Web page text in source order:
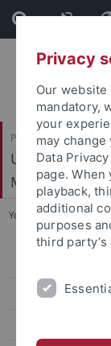
Skip
to
content
Skip
to
footer
Philosophische
Ur- und
Mittelalters
You are here:
Privacy
Our website
mandatory,
your
may
Data
page.
playback,
additional
purposes
third